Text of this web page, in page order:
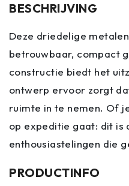
BESCHRIJVING
Deze driedelige
betrouwbaar, compact
constructie biedt het
ontwerp ervoor zorgt
ruimte in te nemen. Of
op expeditie gaat: dit
enthousiastelingen die
PRODUCTINFO